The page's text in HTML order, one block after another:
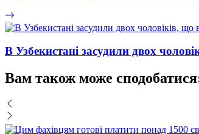
В Узбекистані засудили двох
Вам також може